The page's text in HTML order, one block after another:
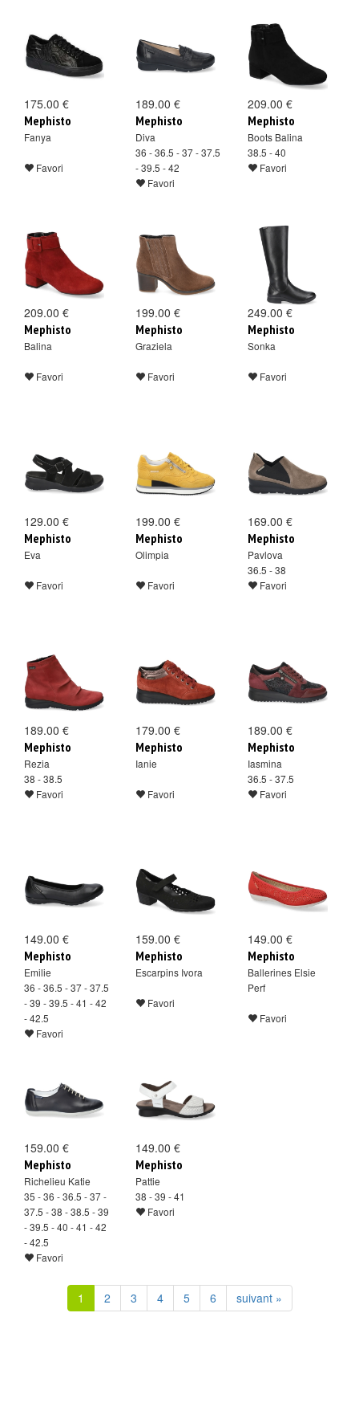
175.00 €
Mephisto
Fanya
Favori
189.00 €
Mephisto
Diva
36 - 36.5 - 37 - 37.5
- 39.5 - 42
Favori
209.00 €
Mephisto
Boots Balina
38.5 - 40
Favori
209.00 €
Mephisto
Balina
Favori
199.00 €
Mephisto
Graziela
Favori
249.00 €
Mephisto
Sonka
Favori
129.00 €
Mephisto
Eva
Favori
199.00 €
Mephisto
Olimpia
Favori
169.00 €
Mephisto
Pavlova
36.5 - 38
Favori
189.00 €
Mephisto
Rezia
38 - 38.5
Favori
179.00 €
Mephisto
Ianie
Favori
189.00 €
Mephisto
Iasmina
36.5 - 37.5
Favori
149.00 €
Mephisto
Emilie
36 - 36.5 - 37 - 37.5
- 39 - 39.5 - 41 - 42
- 42.5
Favori
159.00 €
Mephisto
Escarpins Ivora
Favori
149.00 €
Mephisto
Ballerines Elsie
Perf
Favori
159.00 €
Mephisto
Richelieu Katie
35 - 36 - 36.5 - 37 -
37.5 - 38 - 38.5 - 39
- 39.5 - 40 - 41 - 42
- 42.5
Favori
149.00 €
Mephisto
Pattie
38 - 39 - 41
Favori
1 2 3 4 5 6 suivant »